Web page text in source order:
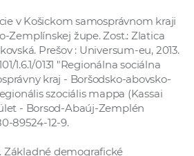
v Košickom samosprávnom kraji
Zemplínskej župe. Zost.: Zlatica
Prešov : Universum-eu, 2013.
1.6.1/0131 "Regionálna sociálna
kraj - Boršodsko-abovsko-
szociális mappa (Kassai
- Borsod-Abaúj-Zemplén
89524-12-9.
Základné demografické